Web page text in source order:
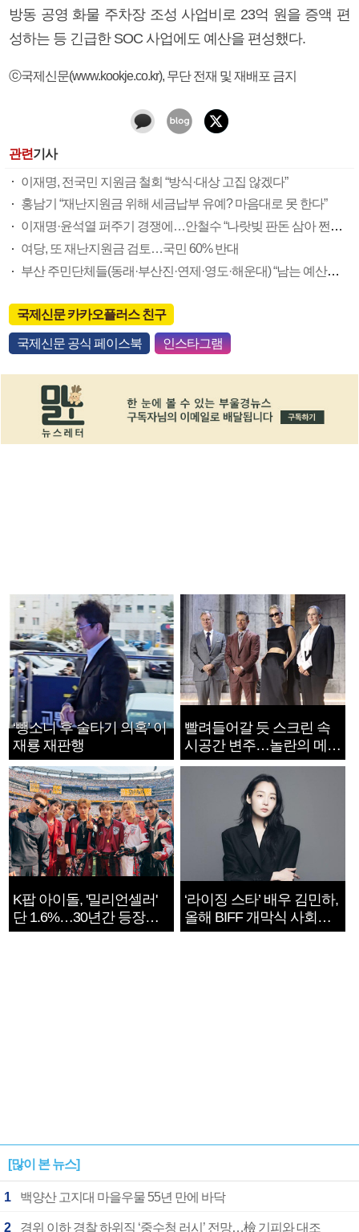
방동 공영 화물 주차장 조성 사업비로 23억 원을 증액 편
성하는 등 긴급한 SOC 사업에도 예산을 편성했다.
ⓒ국제신문(www.kookje.co.kr), 무단 전재 및 재배포 금지
관련기사
이재명, 전국민 지원금 철회 “방식·대상 고집 않겠다”
홍남기 “재난지원금 위해 세금납부 유예? 마음대로 못 한다”
이재명·윤석열 퍼주기 경쟁에…안철수 “나랏빚 판돈 삼아 쩐의 전쟁”
여당, 또 재난지원금 검토…국민 60% 반대
부산 주민단체들(동래·부산진·연제·영도·해운대) “남는 예산으로 재난지원금 달라” 거듭 요구
국제신문 카카오플러스 친구
국제신문 공식 페이스북 인스타그램
‘뺑소니 후 술타기 의혹’ 이
재룡 재판행
빨려들어갈 듯 스크린 속
시공간 변주…놀란의 메시
지는 ‘전쟁 속죄’
K팝 아이돌, '밀리언셀러'
단 1.6%…30년간 등장
1182개팀 전수조사
‘라이징 스타’ 배우 김민하,
올해 BIFF 개막식 사회자
확정
[많이 본 뉴스]
1 백양산 고지대 마을우물 55년 만에 바닥
2 경위 이하 경찰 하위직 ‘중수청 러시’ 전망…檢 기피와 대조